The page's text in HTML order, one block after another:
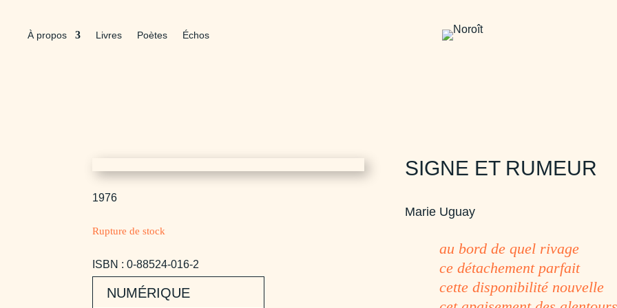
À propos Livres Poètes Échos
1976
Rupture de stock
ISBN : 0-88524-016-2
NUMÉRIQUE
SIGNE ET RUMEUR
Marie Uguay
au bord de quel rivage
ce détachement parfait
cette disponibilité nouvelle